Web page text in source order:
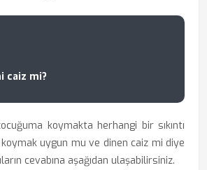
caiz mi?
koymakta herhangi bir sıkıntı
uygun mu ve dinen caiz mi diye
cevabına aşağıdan ulaşabilirsiniz.